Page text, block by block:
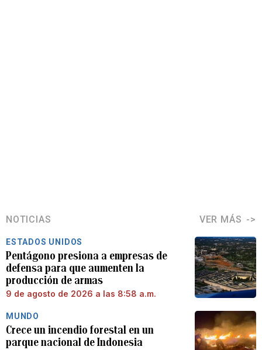
NOTICIAS VER MÁS
ESTADOS UNIDOS
Pentágono presiona a empresas de
defensa para que aumenten la
producción de armas
9 de agosto de 2026 a las 8:58 a.m.
MUNDO
Crece un incendio forestal en un
parque nacional de Indonesia